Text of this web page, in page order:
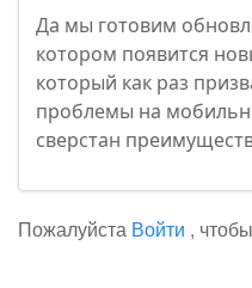
Да мы готовим
котором появится
который как раз
проблемы на
сверстан
Пожалуйста Войти ,